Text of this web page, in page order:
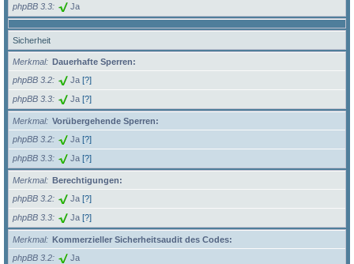
phpBB 3.3 Ja
Sicherheit
Merkmal
Dauerhafte Sperren:
phpBB 3.2
Ja [?]
phpBB 3.3 Ja [?]
Merkmal
Vorübergehende Sperren:
phpBB 3.2
Ja [?]
phpBB 3.3 Ja [?]
Merkmal
Berechtigungen:
phpBB 3.2
Ja [?]
phpBB 3.3 Ja [?]
Merkmal
Kommerzieller Sicherheitsaudit des Codes:
phpBB 3.2
Ja